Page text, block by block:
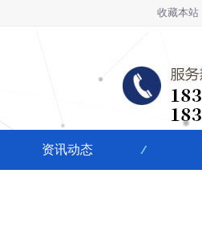
收藏本站
资讯动态